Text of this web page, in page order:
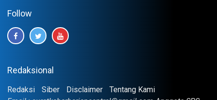
Follow
Redaksional
Redaksi Siber Disclaimer
Tentang Kami